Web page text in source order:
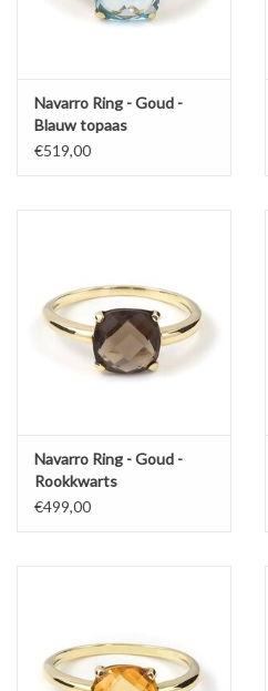
Navarro Ring - Goud -
Blauw topaas
€519,00
Navarro Ring - Goud -
Rookkwarts
€499,00